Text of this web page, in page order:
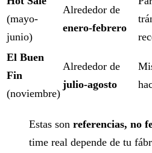
(mayo-
junio)
Alrededor de
enero-febrero
El Buen
Fin
(noviembre)
Alrededor de
julio-agosto
Estas son referencias, no
time real depende de tu